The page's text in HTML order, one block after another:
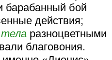
барабанный бой
действия;
тела разноцветными
благовония.